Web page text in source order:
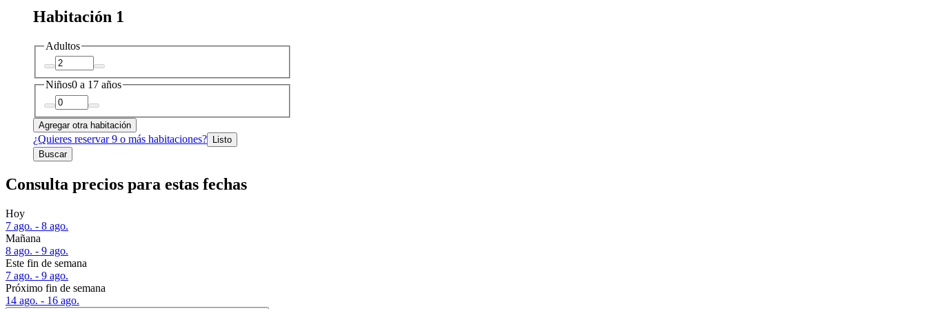
Habitación 1
Adultos
Niños0 a 17 años
Agregar otra habitación
¿Quieres reservar 9 o más habitaciones? Listo
Buscar
Consulta precios para estas fechas
Hoy
7 ago. - 8 ago.
Mañana
8 ago. - 9 ago.
Este fin de semana
7 ago. - 9 ago.
Próximo fin de semana
14 ago. - 16 ago.